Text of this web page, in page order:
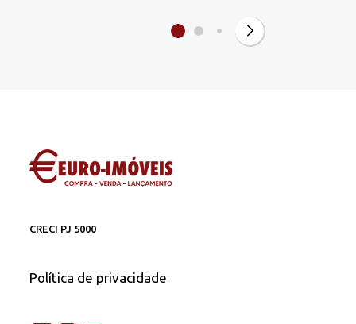
CRECI PJ 5000
Política de privacidade